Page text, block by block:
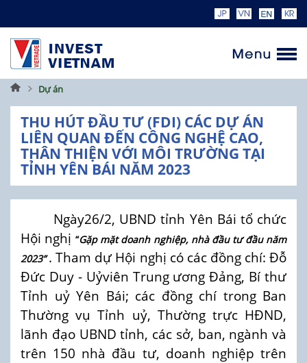
Trang
chủ
Dự án
THU HÚT ĐẦU TƯ (FDI) CÁC DỰ ÁN
LIÊN QUAN ĐẾN CÔNG NGHỆ CAO,
THÂN THIỆN VỚI MÔI TRƯỜNG TẠI
TỈNH YÊN BÁI NĂM 2023
Ngày26/2, UBND tỉnh Yên Bái tổ chức
Hội nghị “Gặp mặt doanh nghiệp, nhà đầu tư đầu năm
2023” . Tham dự Hội nghị có các đồng chí: Đỗ
Đức Duy - Uỷviên Trung ương Đảng, Bí thư
Tỉnh uỷ Yên Bái; các đồng chí trong Ban
Thường vụ Tỉnh uỷ, Thường trực HĐND,
lãnh đạo UBND tỉnh, các sở, ban, ngành và
trên 150 nhà đầu tư, doanh nghiệp trên